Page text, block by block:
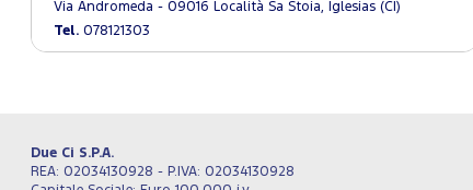
Via Andromeda - 09016 Località Sa Stoia, Iglesias (CI)
Tel. 078121303
Due Ci S.P.A.
REA: 02034130928 - P.IVA: 02034130928